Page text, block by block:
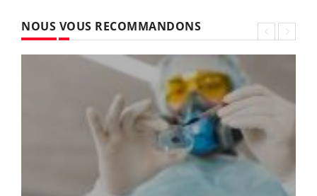
NOUS VOUS RECOMMANDONS